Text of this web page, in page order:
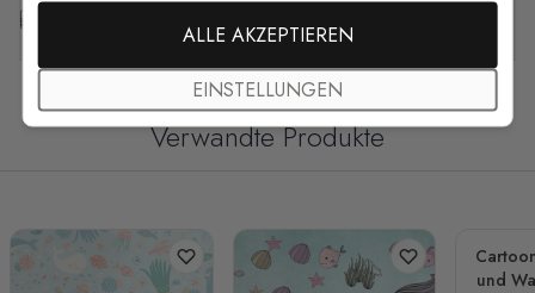
Verwandte Produkte
und
ALLE AKZEPTIEREN
EINSTELLUNGEN